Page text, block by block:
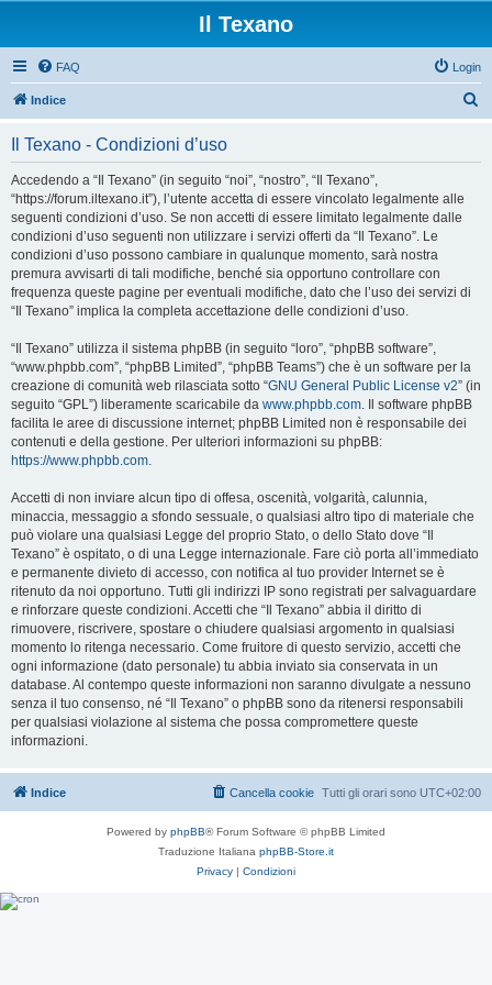
Il Texano
FAQ Login
Indice
Il Texano - Condizioni d’uso
Accedendo a “Il Texano” (in seguito “noi”, “nostro”, “Il Texano”,
“https://forum.iltexano.it”), l’utente accetta di essere vincolato legalmente alle
seguenti condizioni d’uso. Se non accetti di essere limitato legalmente dalle
condizioni d’uso seguenti non utilizzare i servizi offerti da “Il Texano”. Le
condizioni d’uso possono cambiare in qualunque momento, sarà nostra
premura avvisarti di tali modifiche, benché sia opportuno controllare con
frequenza queste pagine per eventuali modifiche, dato che l’uso dei servizi di
“Il Texano” implica la completa accettazione delle condizioni d’uso.
“Il Texano” utilizza il sistema phpBB (in seguito “loro”, “phpBB software”,
“www.phpbb.com”, “phpBB Limited”, “phpBB Teams”) che è un software per la
creazione di comunità web rilasciata sotto “GNU General Public License v2” (in
seguito “GPL”) liberamente scaricabile da www.phpbb.com. Il software phpBB
facilita le aree di discussione internet; phpBB Limited non è responsabile dei
contenuti e della gestione. Per ulteriori informazioni su phpBB:
https://www.phpbb.com.
Accetti di non inviare alcun tipo di offesa, oscenità, volgarità, calunnia,
minaccia, messaggio a sfondo sessuale, o qualsiasi altro tipo di materiale che
può violare una qualsiasi Legge del proprio Stato, o dello Stato dove “Il
Texano” è ospitato, o di una Legge internazionale. Fare ciò porta all’immediato
e permanente divieto di accesso, con notifica al tuo provider Internet se è
ritenuto da noi opportuno. Tutti gli indirizzi IP sono registrati per salvaguardare
e rinforzare queste condizioni. Accetti che “Il Texano” abbia il diritto di
rimuovere, riscrivere, spostare o chiudere qualsiasi argomento in qualsiasi
momento lo ritenga necessario. Come fruitore di questo servizio, accetti che
ogni informazione (dato personale) tu abbia inviato sia conservata in un
database. Al contempo queste informazioni non saranno divulgate a nessuno
senza il tuo consenso, né “Il Texano” o phpBB sono da ritenersi responsabili
per qualsiasi violazione al sistema che possa compromettere queste
informazioni.
Indice Tutti gli orari sono UTC+02:00
Cancella cookie
Powered by phpBB® Forum Software © phpBB Limited
Traduzione Italiana phpBB-Store.it
Privacy | Condizioni